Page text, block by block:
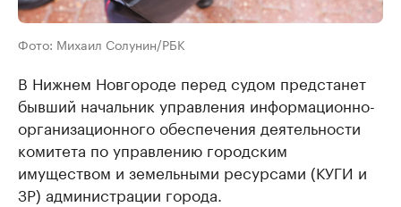
Фото: Михаил Солунин/РБК
В Нижнем Новгороде перед судом предстанет ​
бывший начальник управления информационно-
организационного обеспечения деятельности
комитета по управлению городским
имуществом и земельными ресурсами (КУГИ и
ЗР) администрации города.